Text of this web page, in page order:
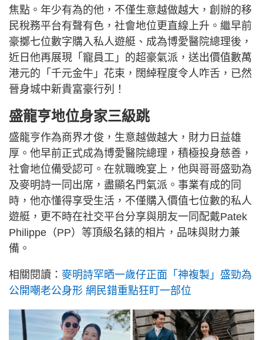
焦點。年少有為的他，不僅生意越做越大，創辦的移
民稅務平台有聲有色，社會地位更直線上升。繼早前
豪擲七位數字購入私人遊艇、成為博愛醫院總理後，
近日他再展現「寵員工」的超豪氣派，送出價值數萬
港元的「千元金牛」花束，闊綽程度令人咋舌，已然
晉身城中新貴富豪行列！
盛龍亨地位身家三級跳
盛龍亨作為商界才俊，生意越做越大，財力日益雄
厚。他早前正式成為博愛醫院總理，積極投身慈善，
社會地位備受認可。在就職晚宴上，他與哥哥盛勁為
及麥明詩一同出席，盡顯名門氣派。事業有成的同
時，他亦懂得享受生活，不僅購入價值七位數的私人
遊艇，更不時在社交平台分享與朋友一同配戴Patek
Philippe（PP）等頂級名錶的相片，品味與財力兼
備。
相關閱讀： 麥明詩罕晒一歲仔正面「神複製」盛勁為
公開嘲老公身形 網民錯重點狂盯一部位